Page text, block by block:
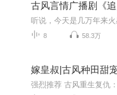
古风言情广播剧《
8 58.3万
嫁皇叔|古风种田甜